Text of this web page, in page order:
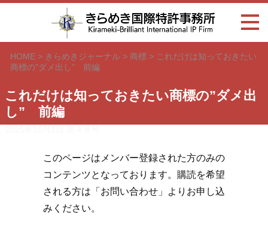
HOME> きらめきジャーナル> 商標 > これだけは知っておきたい
商標の”ダメ出し” 前編
これだけは知っておきたい商標の”ダメ出
し” 前編
このページはメンバー登録された方のみの
コンテンツとなっております。購読を希望
される方は「お問い合わせ」よりお申し込
みください。